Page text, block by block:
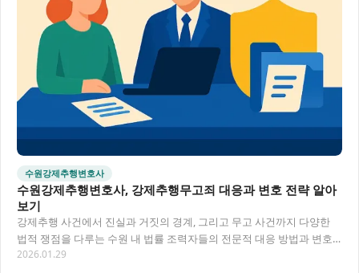
수원강제추행변호사
수원강제추행변호사, 강제추행무고죄 대응과 변호 전략 알아
보기
강제추행 사건에서 진실과 거짓의 경계, 그리고 무고 사건까지 다양한
법적 쟁점을 다루는 수원 내 법률 조력자들의 전문적 대응 방법과 변호
전략을 살펴봅니다. 피해자와 피의자 모두…
2026.01.29